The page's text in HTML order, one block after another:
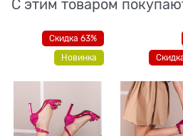
С этим товаром
Скидка 63%
Новинка